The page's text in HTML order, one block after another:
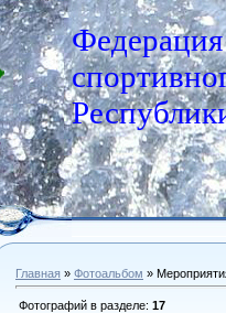
Федерация
Главная » Фотоальбом »
Фотографий в разделе: 17